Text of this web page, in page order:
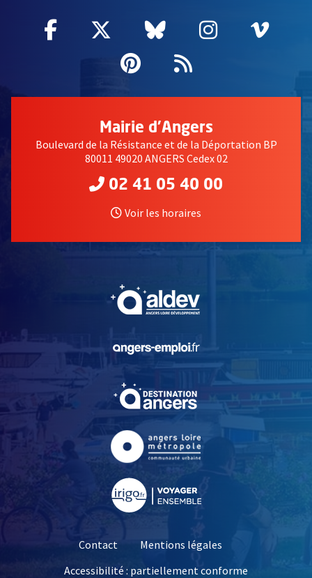
Facebook
, Ouvre une nouvelle fenêtre
Twitter
, Ouvre une nouvelle
Bluesky
, Ouvre une
Instagram
, Ouvre
,
Pinterest
, Ouvre une
Flux RSS
Mairie d'Angers
Boulevard de la Résistance et de la Déportation BP
80011 49020 ANGERS Cedex 02
02 41 05 40 00
Voir les horaires
, Ouvre une nouvelle
, Ouvre une nouvelle
Contact
Mentions légales
Accessibilité : partiellement conforme